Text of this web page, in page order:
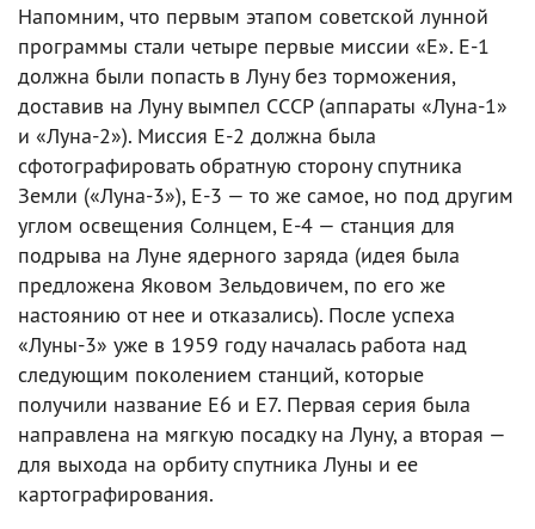
Напомним, что первым этапом советской лунной
программы стали четыре первые миссии «Е». Е-1
должна были попасть в Луну без торможения,
доставив на Луну вымпел СССР (аппараты «Луна-1»
и «Луна-2»). Миссия Е-2 должна была
сфотографировать обратную сторону спутника
Земли («Луна-3»), Е-3 — то же самое, но под другим
углом освещения Солнцем, Е-4 — станция для
подрыва на Луне ядерного заряда (идея была
предложена Яковом Зельдовичем, по его же
настоянию от нее и отказались). После успеха
«Луны-3» уже в 1959 году началась работа над
следующим поколением станций, которые
получили название Е6 и Е7. Первая серия была
направлена на мягкую посадку на Луну, а вторая —
для выхода на орбиту спутника Луны и ее
картографирования.